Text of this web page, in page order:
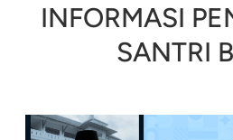
INFORMASI
SANTRI